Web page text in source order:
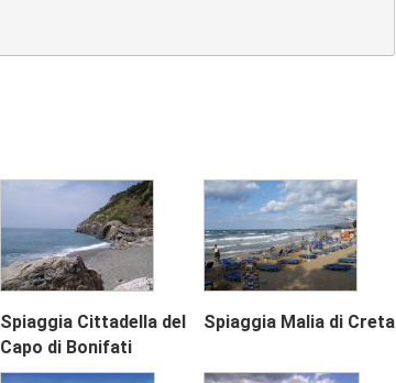
Spiaggia Cittadella del
Capo di Bonifati
Spiaggia Malia di Creta